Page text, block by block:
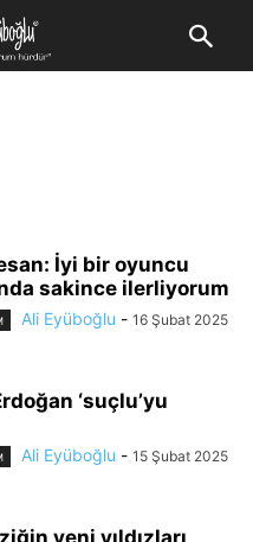
İyi bir oyuncu
sakince ilerliyorum
Ali Eyüboğlu - 16 Şubat 2025
‘suçlu’yu
Ali Eyüboğlu - 15 Şubat 2025
yeni yıldızları